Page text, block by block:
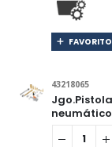
43218065